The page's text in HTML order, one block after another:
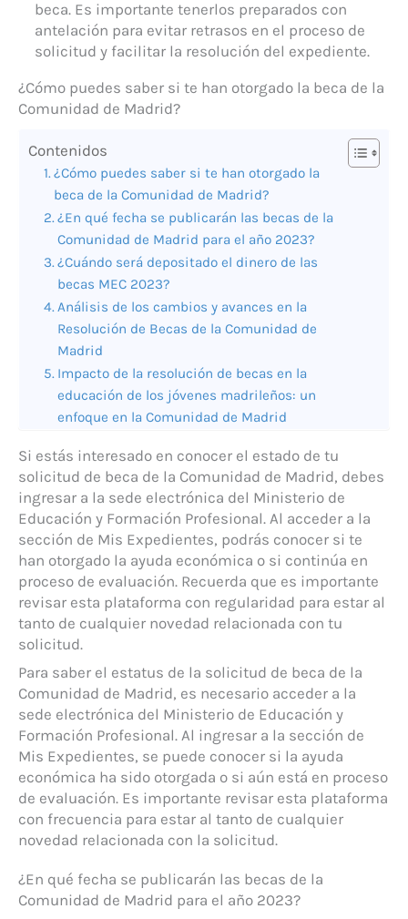
beca. Es importante tenerlos preparados con
antelación para evitar retrasos en el proceso de
solicitud y facilitar la resolución del expediente.
¿Cómo puedes saber si te han otorgado la beca de la
Comunidad de Madrid?
Contenidos
¿Cómo puedes saber si te han otorgado la
beca de la Comunidad de Madrid?
¿En qué fecha se publicarán las becas de la
Comunidad de Madrid para el año 2023?
¿Cuándo será depositado el dinero de las
becas MEC 2023?
Análisis de los cambios y avances en la
Resolución de Becas de la Comunidad de
Madrid
Impacto de la resolución de becas en la
educación de los jóvenes madrileños: un
enfoque en la Comunidad de Madrid
Si estás interesado en conocer el estado de tu
solicitud de beca de la Comunidad de Madrid, debes
ingresar a la sede electrónica del Ministerio de
Educación y Formación Profesional. Al acceder a la
sección de Mis Expedientes, podrás conocer si te
han otorgado la ayuda económica o si continúa en
proceso de evaluación. Recuerda que es importante
revisar esta plataforma con regularidad para estar al
tanto de cualquier novedad relacionada con tu
solicitud.
Para saber el estatus de la solicitud de beca de la
Comunidad de Madrid, es necesario acceder a la
sede electrónica del Ministerio de Educación y
Formación Profesional. Al ingresar a la sección de
Mis Expedientes, se puede conocer si la ayuda
económica ha sido otorgada o si aún está en proceso
de evaluación. Es importante revisar esta plataforma
con frecuencia para estar al tanto de cualquier
novedad relacionada con la solicitud.
¿En qué fecha se publicarán las becas de la
Comunidad de Madrid para el año 2023?